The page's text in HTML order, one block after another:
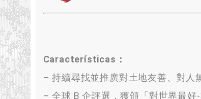
Características：
–持續尋找並推廣對土地友善、 對人
–全球 B 企評選 ，獲頒「對世界最好-